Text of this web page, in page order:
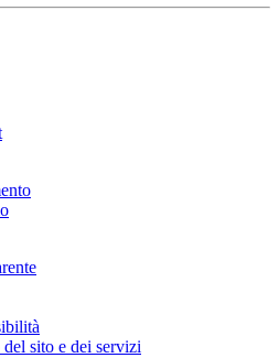
sito e dei servizi